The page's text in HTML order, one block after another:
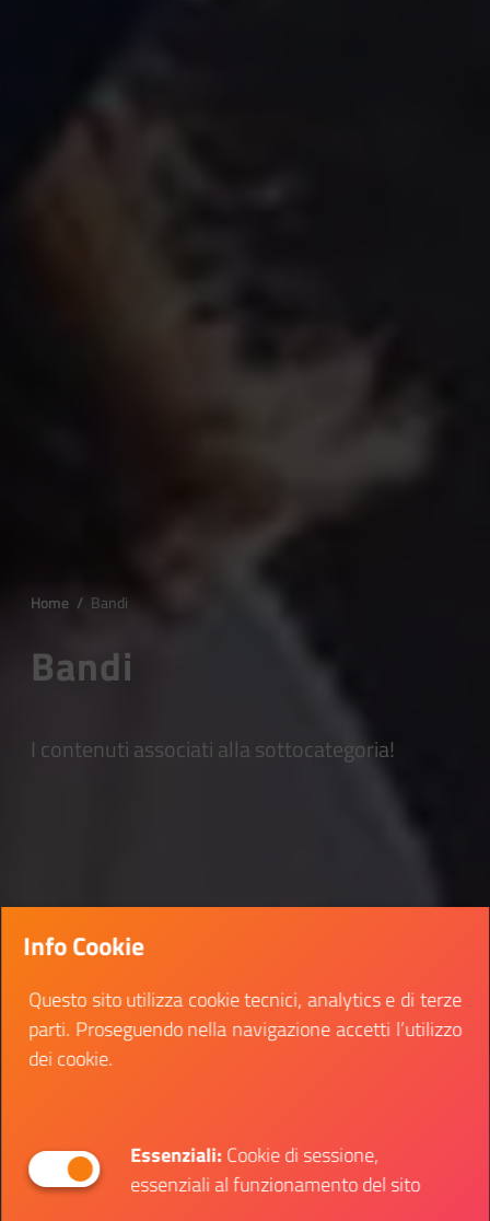
Home / Bandi
Bandi
I contenuti associati alla sottocategoria!
Info Cookie
Questo sito utilizza cookie tecnici, analytics e di terze
parti. Proseguendo nella navigazione accetti l’utilizzo
dei cookie.
Essenziali:Cookie di sessione,
essenziali al funzionamento del sito